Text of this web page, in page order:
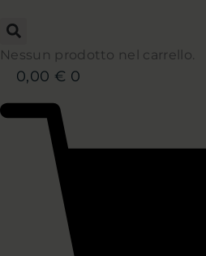
Nessun prodotto nel carrello.
0,00 € 0